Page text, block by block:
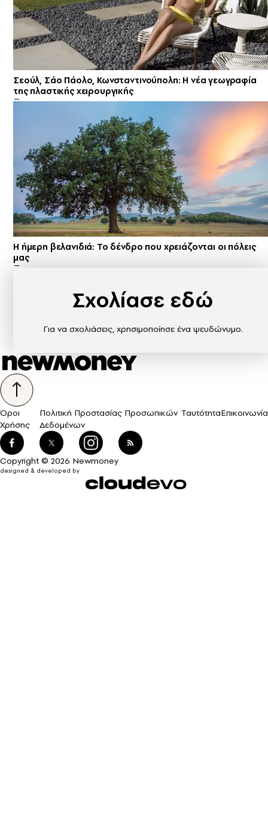
Σεούλ, Σάο Πάολο, Κωνσταντινούπολη: Η νέα γεωγραφία
της πλαστικής χειρουργικής
Η ήμερη βελανιδιά: Το δένδρο που χρειάζονται οι πόλεις
μας
Σχολίασε εδώ
Για να σχολιάσεις, χρησιμοποίησε ένα ψευδώνυμο.
Όροι
Χρήσης
Πολιτική Προστασίας Προσωπικών
Δεδομένων
ΤαυτότηταΕπικοινωνία
Copyright © 2026 Newmoney
designed & developed by